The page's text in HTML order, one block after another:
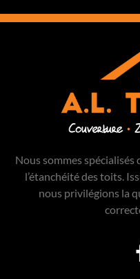
Nous sommes
l’étanchéité des toits.
nous privilégions la